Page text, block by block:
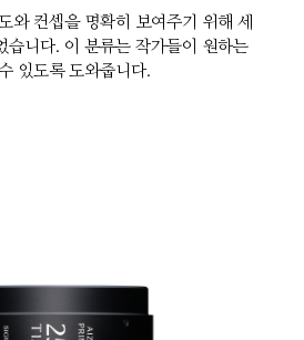
와 컨셉을 명확히 보여주기 위해 세
습니다. 이 분류는 작가들이 원하는
있도록 도와줍니다.